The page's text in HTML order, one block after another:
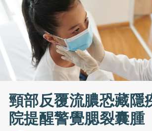
頸部反覆流膿恐藏隱
院提醒警覺腮裂囊腫